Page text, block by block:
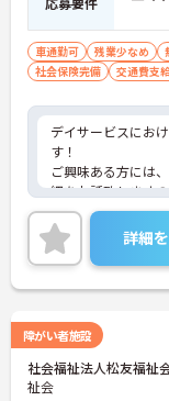
車通勤可 残業少なめ
社会保険完備
交通費支
デイサービスにお
す！
ご興味ある方には
細をお話致します
詳細
障がい者施設
社会福祉法人松友福
祉会